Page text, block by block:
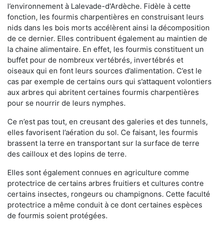
l’environnement à Lalevade-d'Ardèche. Fidèle à cette
fonction, les fourmis charpentières en construisant leurs
nids dans les bois morts accélèrent ainsi la décomposition
de ce dernier. Elles contribuent également au maintien de
la chaine alimentaire. En effet, les fourmis constituent un
buffet pour de nombreux vertébrés, invertébrés et
oiseaux qui en font leurs sources d’alimentation. C’est le
cas par exemple de certains ours qui s’attaquent volontiers
aux arbres qui abritent certaines fourmis charpentières
pour se nourrir de leurs nymphes.
Ce n’est pas tout, en creusant des galeries et des tunnels,
elles favorisent l’aération du sol. Ce faisant, les fourmis
brassent la terre en transportant sur la surface de terre
des cailloux et des lopins de terre.
Elles sont également connues en agriculture comme
protectrice de certains arbres fruitiers et cultures contre
certains insectes, rongeurs ou champignons. Cette faculté
protectrice a même conduit à ce dont certaines espèces
de fourmis soient protégées.